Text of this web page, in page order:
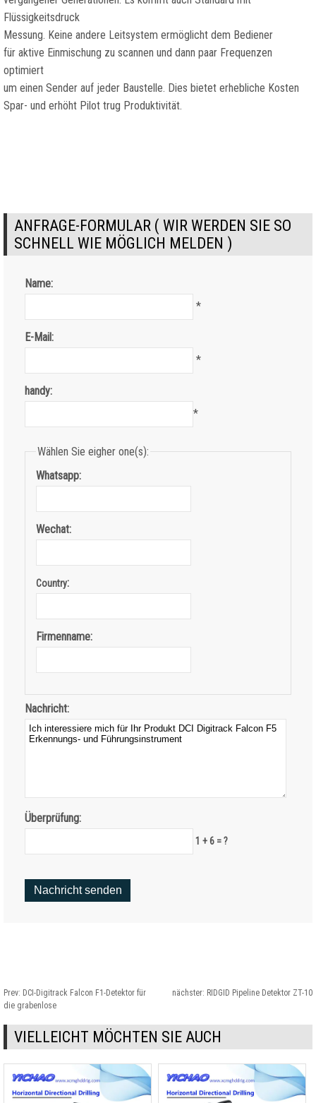
Flüssigkeitsdruck
Messung. Keine andere Leitsystem ermöglicht dem Bediener
für aktive Einmischung zu scannen und dann paar Frequenzen
optimiert
um einen Sender auf jeder Baustelle. Dies bietet erhebliche Kosten
Spar- und erhöht Pilot trug Produktivität.
ANFRAGE-FORMULAR ( WIR WERDEN SIE SO
SCHNELL WIE MÖGLICH MELDEN )
Name:
*
E-Mail:
*
handy:
*
Wählen Sie eigher one(s):
Whatsapp:
Wechat:
Country:
Firmenname:
Nachricht:
Überprüfung:
1 + 6 = ?
Prev: DCI-Digitrack Falcon F1-Detektor für
die grabenlose
nächster: RIDGID Pipeline Detektor ZT-10
VIELLEICHT MÖCHTEN SIE AUCH